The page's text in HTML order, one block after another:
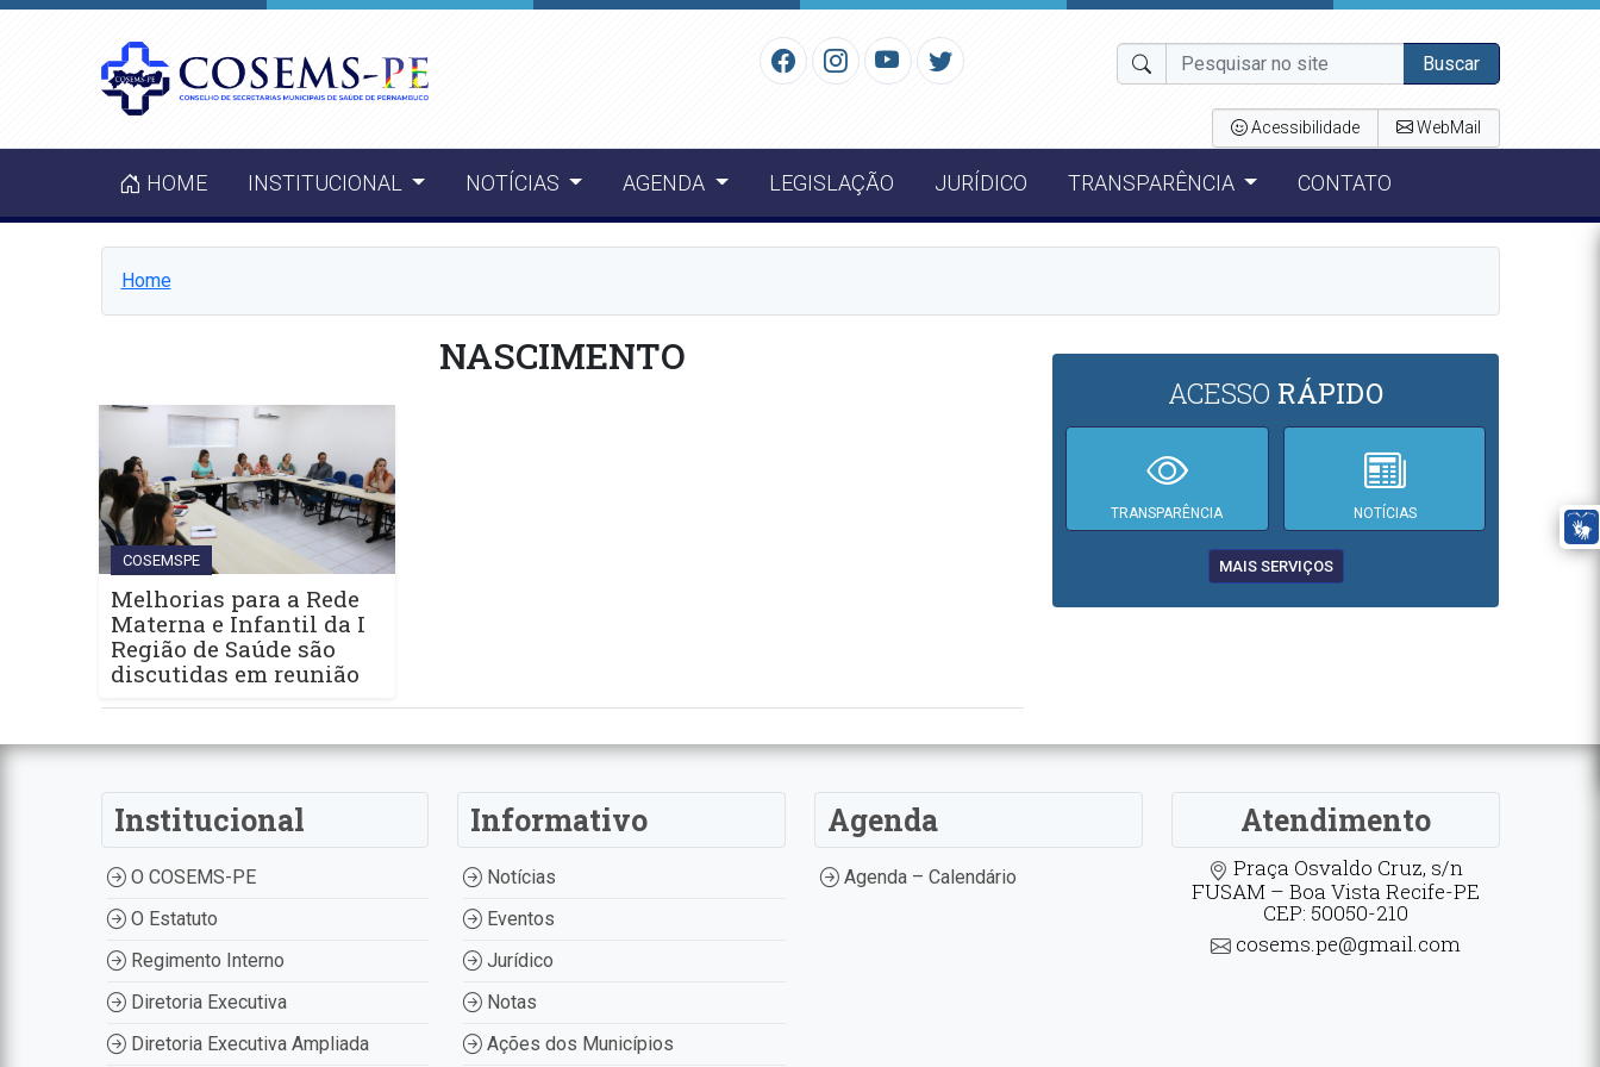
Buscar
Acessibilidade WebMail
HOME INSTITUCIONAL NOTÍCIAS AGENDA LEGISLAÇÃO JURÍDICO TRANSPARÊNCIA CONTATO
Home
NASCIMENTO
COSEMSPE
Melhorias para a Rede
Materna e Infantil da I
Região de Saúde são
discutidas em reunião
ACESSO RÁPIDO
TRANSPARÊNCIA NOTÍCIAS
MAIS SERVIÇOS
Institucional
O COSEMS-PE
O Estatuto
Regimento Interno
Diretoria Executiva
Diretoria Executiva Ampliada
Informativo
Notícias
Eventos
Jurídico
Notas
Ações dos Municípios
Agenda
Agenda – Calendário
Atendimento
Praça Osvaldo Cruz, s/n
FUSAM – Boa Vista Recife-PE
CEP: 50050-210
cosems.pe@gmail.com